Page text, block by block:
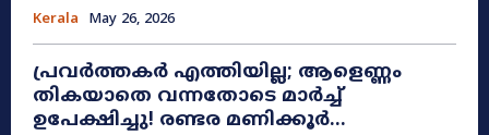
Kerala May 26, 2026
പ്രവർത്തകർ എത്തിയില്ല; ആളെണ്ണം
തികയാതെ വന്നതോടെ മാർച്ച്
ഉപേക്ഷിച്ചു! രണ്ടര മണിക്കൂർ...